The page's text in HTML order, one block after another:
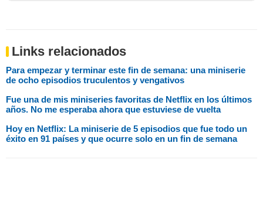
Links relacionados
Para empezar y terminar este fin de semana: una miniserie
de ocho episodios truculentos y vengativos
Fue una de mis miniseries favoritas de Netflix en los últimos
años. No me esperaba ahora que estuviese de vuelta
Hoy en Netflix: La miniserie de 5 episodios que fue todo un
éxito en 91 países y que ocurre solo en un fin de semana